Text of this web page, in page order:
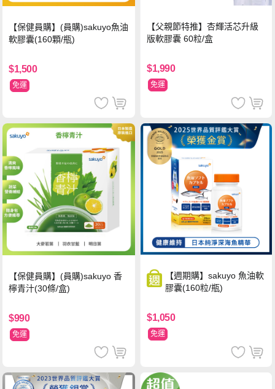
【保健員購】(員購)sakuyo魚油
軟膠囊(160顆/瓶)
$1,500
免運
【父親節特推】杏輝活芯升級
版軟膠囊 60粒/盒
$1,990
免運
【保健員購】(員購)sakuyo 香
檸青汁(30條/盒)
$990
免運
【週期購】sakuyo 魚油軟
膠囊(160粒/瓶)
$1,050
免運